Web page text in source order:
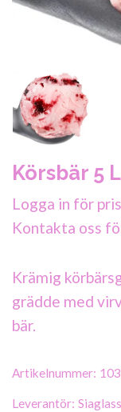
Körsbär 5
Logga in för pris
Kontakta oss
Krämig
grädde med
bär.
Artikelnummer:
Leverantör: Siaglass